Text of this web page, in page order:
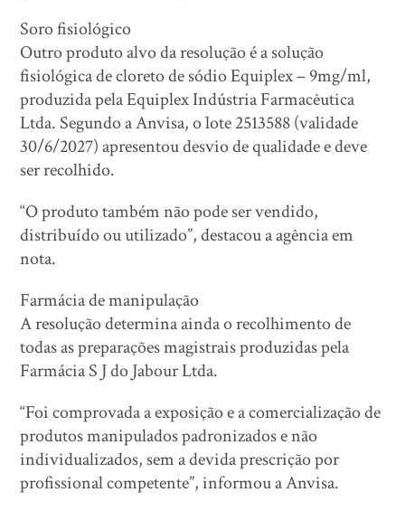
Soro fisiológico
Outro produto alvo da resolução é a solução
fisiológica de cloreto de sódio Equiplex – 9mg/ml,
produzida pela Equiplex Indústria Farmacêutica
Ltda. Segundo a Anvisa, o lote 2513588 (validade
30/6/2027) apresentou desvio de qualidade e deve
ser recolhido.
“O produto também não pode ser vendido,
distribuído ou utilizado”, destacou a agência em
nota.
Farmácia de manipulação
A resolução determina ainda o recolhimento de
todas as preparações magistrais produzidas pela
Farmácia S J do Jabour Ltda.
“Foi comprovada a exposição e a comercialização de
produtos manipulados padronizados e não
individualizados, sem a devida prescrição por
profissional competente”, informou a Anvisa.